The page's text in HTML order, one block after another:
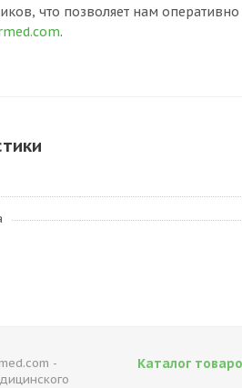
что позволяет нам
.
-
Каталог